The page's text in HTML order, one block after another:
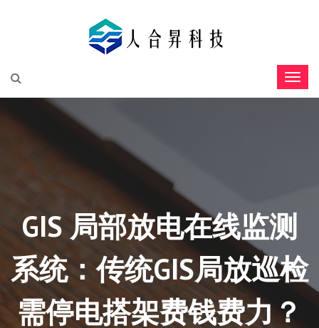
GIS 局部放电在线监测
系统：传统GIS局放巡检
需停电搭架费钱费力？